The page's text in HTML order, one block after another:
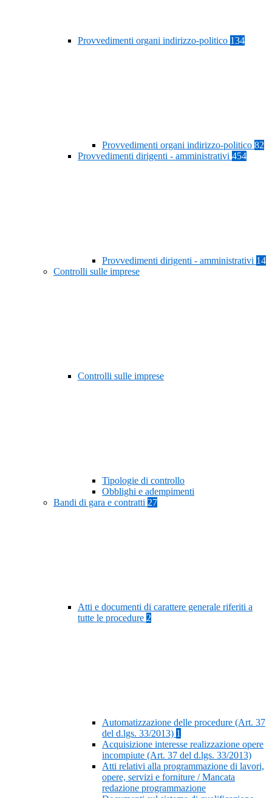
Provvedimenti organi indirizzo-politico 134
Provvedimenti organi indirizzo-politico 82
Provvedimenti dirigenti - amministrativi 454
Provvedimenti dirigenti - amministrativi 14
Controlli sulle imprese
Controlli sulle imprese
Tipologie di controllo
Obblighi e adempimenti
Bandi di gara e contratti 27
Atti e documenti di carattere generale riferiti a
tutte le procedure 2
Automatizzazione delle procedure (Art. 37
del d.lgs. 33/2013) 1
Acquisizione interesse realizzazione opere
incompiute (Art. 37 del d.lgs. 33/2013)
Atti relativi alla programmazione di lavori,
opere, servizi e forniture / Mancata
redazione programmazione